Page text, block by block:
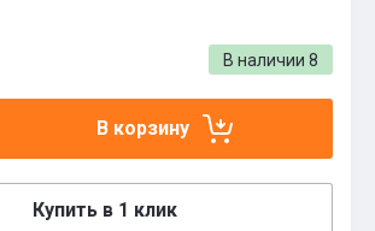
В наличии 8
В корзину
Купить в 1 клик